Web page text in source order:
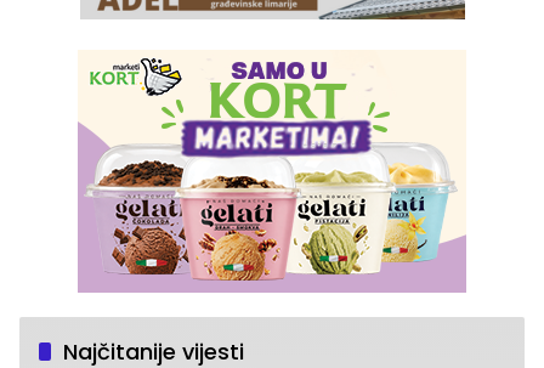
Najčitanije vijesti